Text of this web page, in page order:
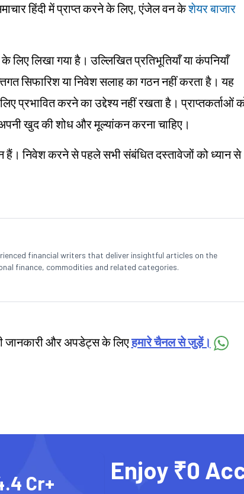
हिंदी में प्राप्त करने के लिए, एंजेल वन केशेयर बाजार
लिए लिखा गया है। उल्लिखित प्रतिभूतियाँ या कंपनियाँ
सिफारिश या निवेश सलाह का गठन नहीं करता है। यह
प्रभावित करने का उद्देश्य नहीं रखता है। प्राप्तकर्ताओं
खुद की शोध और मूल्यांकन करना चाहिए।
हैं। निवेश करने से पहले सभी संबंधित दस्तावेजों को ध्यान से
financial writers that deliver insightful articles on the
finance, commodities and related categories.
जानकारी और अपडेट्स के लिएहमारे चैनल से जुड़ें।
Cr+
Enjoy ₹0